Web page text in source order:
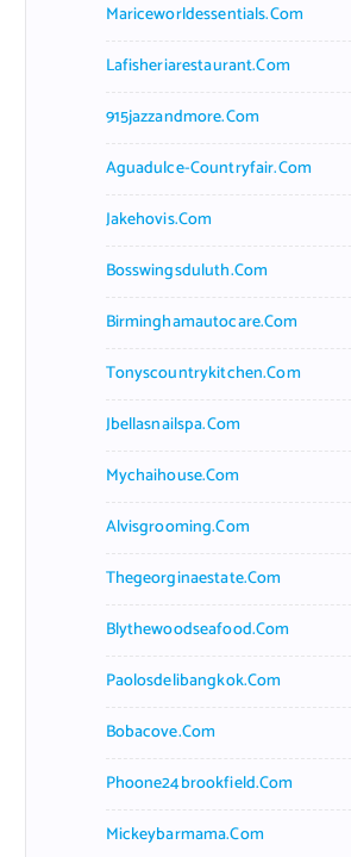
Mariceworldessentials.com
Lafisheriarestaurant.com
915jazzandmore.com
Aguadulce-Countryfair.com
Jakehovis.com
Bosswingsduluth.com
Birminghamautocare.com
Tonyscountrykitchen.com
Jbellasnailspa.com
Mychaihouse.com
Alvisgrooming.com
Thegeorginaestate.com
Blythewoodseafood.com
Paolosdelibangkok.com
Bobacove.com
Phoone24brookfield.com
Mickeybarmama.com